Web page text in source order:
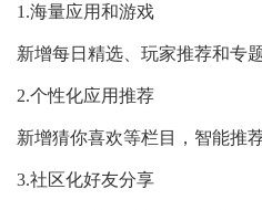
1.海量应用和游戏
新增每日精选、玩家推荐和专
2.个性化应用推荐
新增猜你喜欢等栏目，智能推
3.社区化好友分享